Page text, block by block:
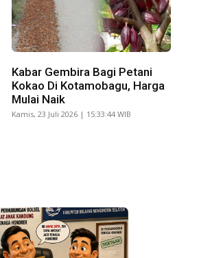
Kabar Gembira Bagi Petani
Kokao Di Kotamobagu, Harga
Mulai Naik
Kamis, 23 Juli 2026 | 15:33:44 WIB